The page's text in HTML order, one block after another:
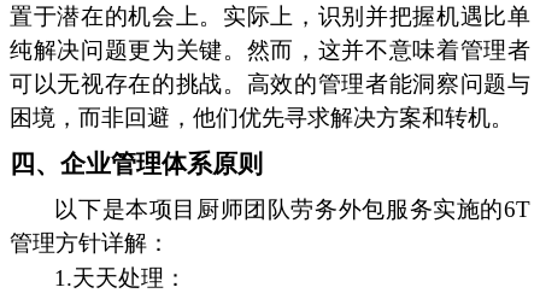
置于潜在的机会上。实际上，识别并把握机遇比单
纯解决问题更为关键。然而，这并不意味着管理者
可以无视存在的挑战。高效的管理者能洞察问题与
困境，而非回避，他们优先寻求解决方案和转机。
四、企业管理体系原则
以下是本项目厨师团队劳务外包服务实施的6T
管理方针详解：
1.天天处理：